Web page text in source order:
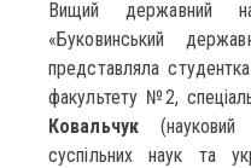
Вищий державний
«Буковинський
представляла
факультету №2,
Ковальчук(науковий
суспільних наук та